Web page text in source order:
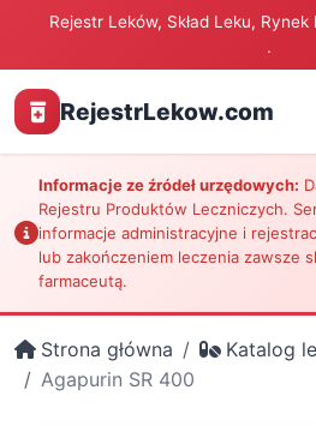
Rejestr Leków, Skład Leku,
.
RejestrLekow.com
Informacje ze źródeł urzędowych:
Rejestru Produktów Leczniczych.
informacje administracyjne i
lub zakończeniem leczenia zawsze
farmaceutą.
Strona główna
Katalog
Agapurin SR 400